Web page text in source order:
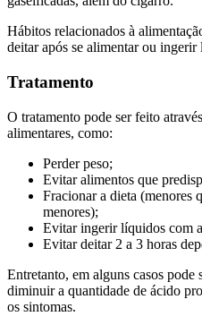
Hábitos relacionados à
deitar após se alimentar ou
Tratamento
O tratamento pode ser feito
alimentares, como:
Perder peso;
Evitar alimentos que
Fracionar a dieta (menores
menores);
Evitar ingerir líquidos com
Evitar deitar 2 a 3 horas
Entretanto, em alguns casos pode
diminuir a quantidade de ácido
os sintomas.